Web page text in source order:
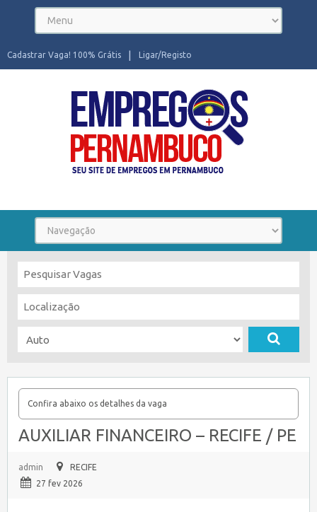
Ligar/Registo
Cadastrar Vaga! 100% Grátis
Confira abaixo os detalhes da vaga
AUXILIAR FINANCEIRO – RECIFE / PE
admin
RECIFE
27 fev 2026